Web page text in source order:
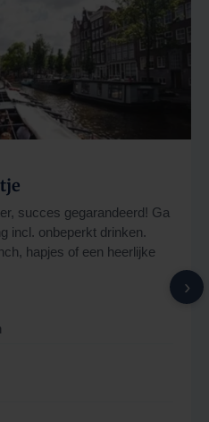
succes gegarandeerd! Ga
incl. onbeperkt drinken.
hapjes of een heerlijke
›